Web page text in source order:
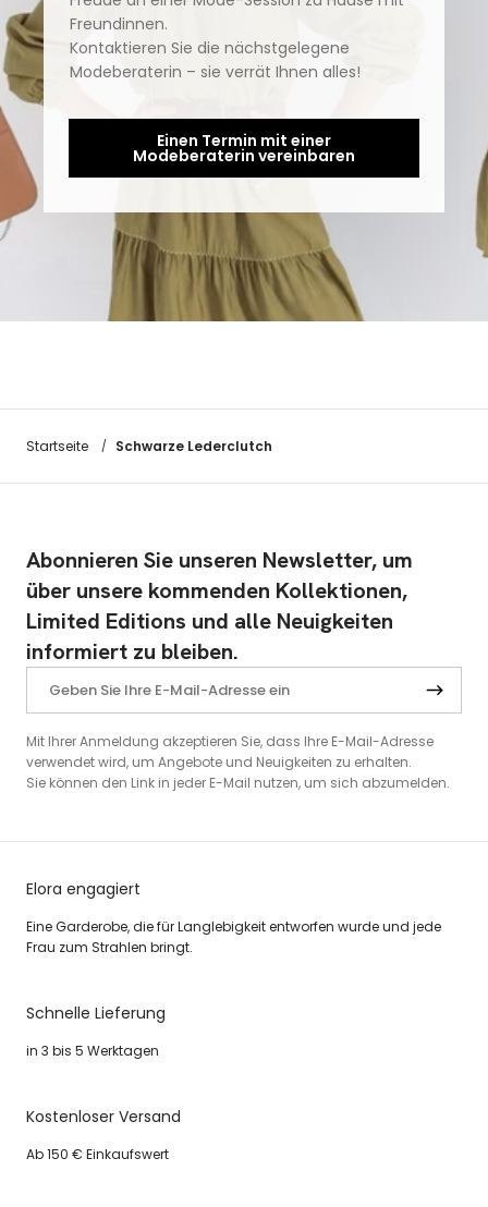
Freundinnen.
Kontaktieren Sie die nächstgelegene
Modeberaterin – sie verrät Ihnen alles!
Einen Termin mit einer
Modeberaterin vereinbaren
Startseite / Schwarze Lederclutch
Abonnieren Sie unseren Newsletter, um
über unsere kommenden Kollektionen,
Limited Editions und alle Neuigkeiten
informiert zu bleiben.
Mit Ihrer Anmeldung akzeptieren Sie, dass Ihre E-Mail-Adresse
verwendet wird, um Angebote und Neuigkeiten zu erhalten.
Sie können den Link in jeder E-Mail nutzen, um sich abzumelden.
Elora engagiert
Eine Garderobe, die für Langlebigkeit entworfen wurde und jede
Frau zum Strahlen bringt.
Schnelle Lieferung
in 3 bis 5 Werktagen
Kostenloser Versand
Ab 150 € Einkaufswert